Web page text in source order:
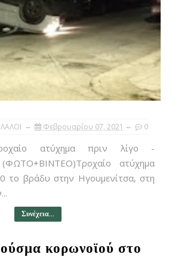
Φεβρουαρίου 07, 2021 0
ατύχημα πριν λίγο -
ατύχημα
το βράδυ στην Ηγουμενίτσα, στη
Συνέχεια...
κορωνοϊού στο